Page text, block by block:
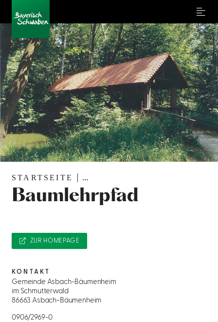
Menu
STARTSEITE ...
Baumlehrpfad
ZUR HOMEPAGE
KONTAKT
Gemeinde Asbach-Bäumenheim
im Schmutterwald
86663 Asbach-Bäumenheim
0906/2969-0